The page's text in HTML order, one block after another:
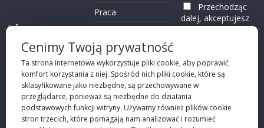
Informacje o
Przechodząc dalej,
akceptujeszpolity
kę prywatności
Praca
Kontakt
Przechodząc
dalej, akceptujesz
politykę
Cenimy Twoją prywatność
Ta strona internetowa wykorzystuje pliki cookie, aby poprawić
komfort korzystania z niej. Spośród nich pliki cookie, które są
sklasyfikowane jako niezbędne, są przechowywane w
przeglądarce, ponieważ są niezbędne do działania
podstawowych funkcji witryny. Używamy również plików cookie
stron trzecich, które pomagają nam analizować i rozumieć